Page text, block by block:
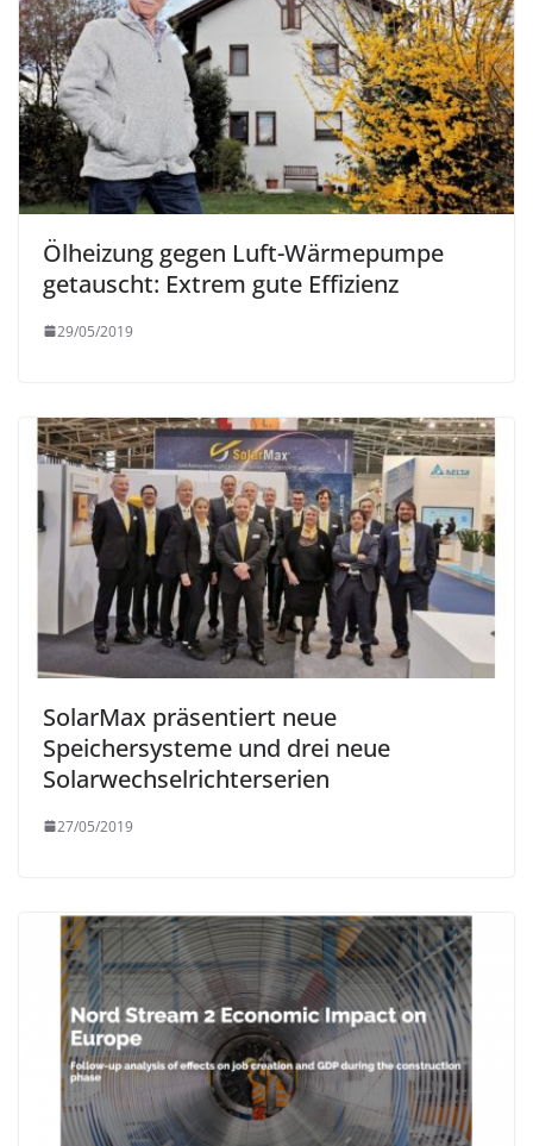
Ölheizung gegen Luft-Wärmepumpe
getauscht: Extrem gute Effizienz
29/05/2019
SolarMax präsentiert neue
Speichersysteme und drei neue
Solarwechselrichterserien
27/05/2019